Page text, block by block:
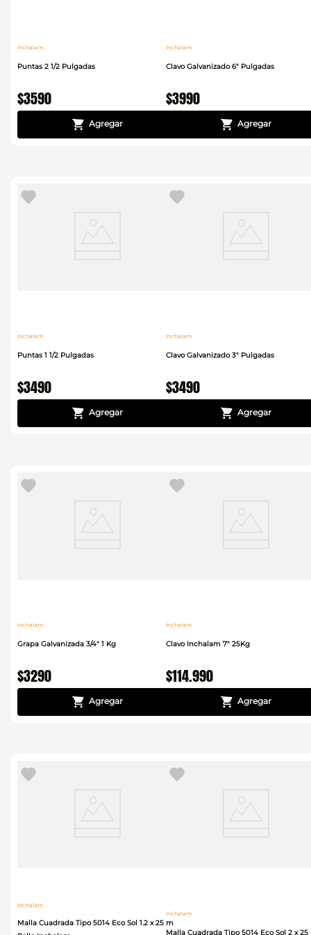
Inchalam
Puntas 2 1/2 Pulgadas
$3590
Inchalam
Clavo Galvanizado 6" Pulgadas
$3990
Inchalam
Puntas 1 1/2 Pulgadas
$3490
Inchalam
Clavo Galvanizado 3" Pulgadas
$3490
Inchalam
Grapa Galvanizada 3/4" 1 Kg
$3290
Inchalam
Clavo Inchalam 7" 25Kg
$114.990
Inchalam
Malla Cuadrada Tipo 5014 Eco Sol 1.2 x 25 m
Inchalam
Malla Cuadrada Tipo 5014 Eco Sol 2 x 25